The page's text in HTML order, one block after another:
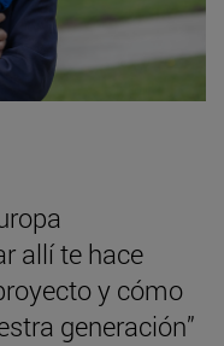
allí te hace
y cómo
generación”